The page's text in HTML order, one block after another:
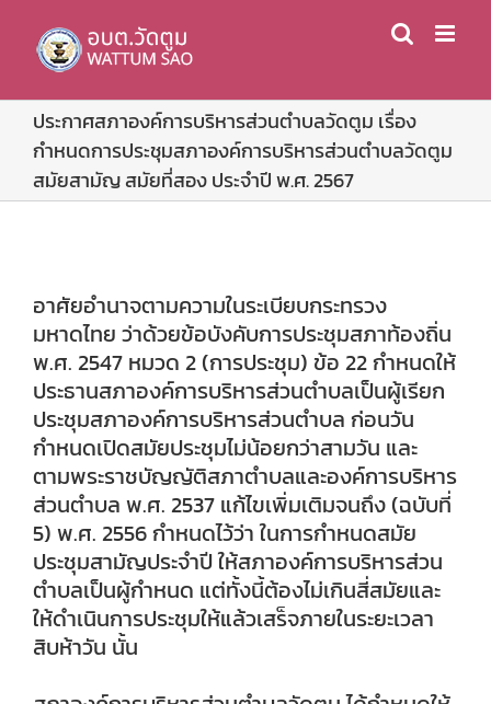
content
ประกาศสภาองค์การบริหารส่วนตำบลวัดตูม เรื่อง
กำหนดการประชุมสภาองค์การบริหารส่วนตำบลวัดตูม
สมัยสามัญ สมัยที่สอง ประจำปี พ.ศ. 2567
อาศัยอำนาจตามความในระเบียบกระทรวง
มหาดไทย ว่าด้วยข้อบังคับการประชุมสภาท้องถิ่น
พ.ศ. 2547 หมวด 2 (การประชุม) ข้อ 22 กำหนดให้
ประธานสภาองค์การบริหารส่วนตำบลเป็นผู้เรียก
ประชุมสภาองค์การบริหารส่วนตำบล ก่อนวัน
กำหนดเปิดสมัยประชุมไม่น้อยกว่าสามวัน และ
ตามพระราชบัญญัติสภาตำบลและองค์การบริหาร
ส่วนตำบล พ.ศ. 2537 แก้ไขเพิ่มเติมจนถึง (ฉบับที่
5) พ.ศ. 2556 กำหนดไว้ว่า ในการกำหนดสมัย
ประชุมสามัญประจำปี ให้สภาองค์การบริหารส่วน
ตำบลเป็นผู้กำหนด แต่ทั้งนี้ต้องไม่เกินสี่สมัยและ
ให้ดำเนินการประชุมให้แล้วเสร็จภายในระยะเวลา
สิบห้าวัน นั้น